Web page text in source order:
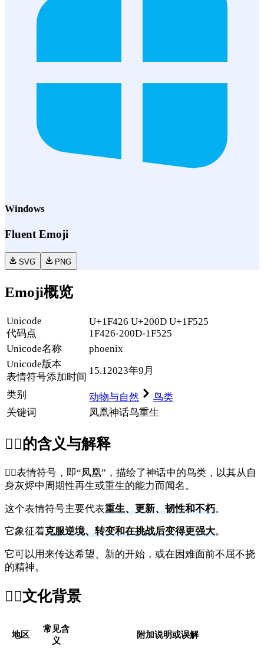
Windows
Fluent Emoji
SVG PNG
Emoji概览
Unicode
代码点
U+1F426 U+200D U+1F525
1F426-200D-1F525
Unicode名称
phoenix
Unicode版本
表情符号添加时间
15.12023年9月
类别 动物与自然
鸟类
关键词
凤凰神话鸟重生
🐦‍🔥的含义与解释
🐦‍🔥表情符号，即“凤凰”，描绘了神话中的鸟类，以其从自
身灰烬中周期性再生或重生的能力而闻名。
这个表情符号主要代表重生、更新、韧性和不朽。
它象征着克服逆境、转变和在挑战后变得更强大。
它可以用来传达希望、新的开始，或在困难面前不屈不挠
的精神。
🐦‍🔥文化背景
地区
常见含
义
附加说明或误解